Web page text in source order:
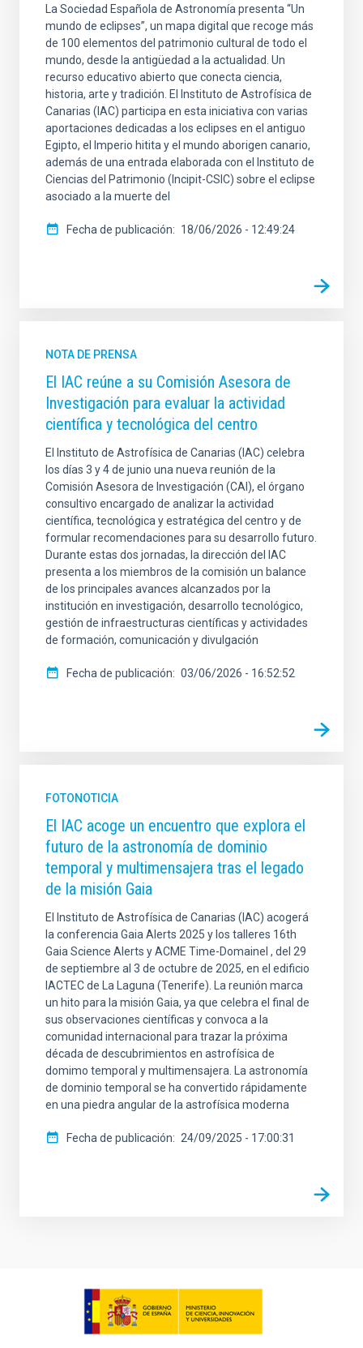
La Sociedad Española de Astronomía presenta “Un
mundo de eclipses”, un mapa digital que recoge más
de 100 elementos del patrimonio cultural de todo el
mundo, desde la antigüedad a la actualidad. Un
recurso educativo abierto que conecta ciencia,
historia, arte y tradición. El Instituto de Astrofísica de
Canarias (IAC) participa en esta iniciativa con varias
aportaciones dedicadas a los eclipses en el antiguo
Egipto, el Imperio hitita y el mundo aborigen canario,
además de una entrada elaborada con el Instituto de
Ciencias del Patrimonio (Incipit-CSIC) sobre el eclipse
asociado a la muerte del
Fecha de publicación 18/06/2026 - 12:49:24
NOTA DE PRENSA
El IAC reúne a su Comisión Asesora de
Investigación para evaluar la actividad
científica y tecnológica del centro
El Instituto de Astrofísica de Canarias (IAC) celebra
los días 3 y 4 de junio una nueva reunión de la
Comisión Asesora de Investigación (CAI), el órgano
consultivo encargado de analizar la actividad
científica, tecnológica y estratégica del centro y de
formular recomendaciones para su desarrollo futuro.
Durante estas dos jornadas, la dirección del IAC
presenta a los miembros de la comisión un balance
de los principales avances alcanzados por la
institución en investigación, desarrollo tecnológico,
gestión de infraestructuras científicas y actividades
de formación, comunicación y divulgación
Fecha de publicación 03/06/2026 - 16:52:52
FOTONOTICIA
El IAC acoge un encuentro que explora el
futuro de la astronomía de dominio
temporal y multimensajera tras el legado
de la misión Gaia
El Instituto de Astrofísica de Canarias (IAC) acogerá
la conferencia Gaia Alerts 2025 y los talleres 16th
Gaia Science Alerts y ACME Time-Domainel , del 29
de septiembre al 3 de octubre de 2025, en el edificio
IACTEC de La Laguna (Tenerife). La reunión marca
un hito para la misión Gaia, ya que celebra el final de
sus observaciones científicas y convoca a la
comunidad internacional para trazar la próxima
década de descubrimientos en astrofísica de
domimo temporal y multimensajera. La astronomía
de dominio temporal se ha convertido rápidamente
en una piedra angular de la astrofísica moderna
Fecha de publicación 24/09/2025 - 17:00:31